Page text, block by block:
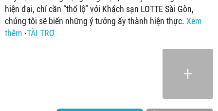
hiện đại, chỉ cần “thổ lộ” với Khách sạn LOTTE Sài Gòn,
chúng tôi sẽ biến những ý tưởng ấy thành hiện thực. Xem
thêm ∙TÀI TRỢ